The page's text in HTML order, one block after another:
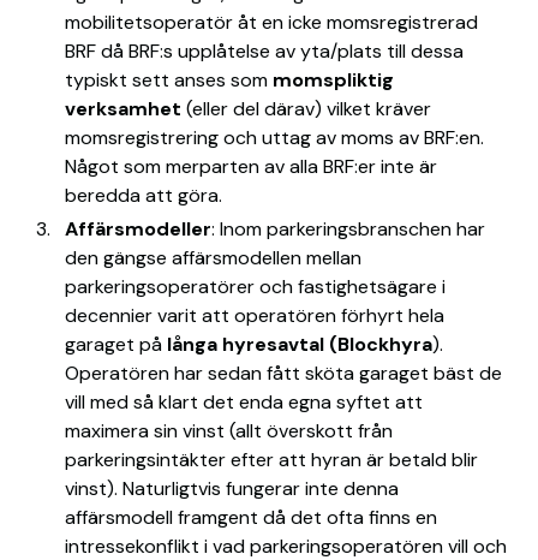
mobilitetsoperatör åt en icke momsregistrerad
BRF då BRF:s upplåtelse av yta/plats till dessa
typiskt sett anses som momspliktig
verksamhet (eller del därav) vilket kräver
momsregistrering och uttag av moms av BRF:en.
Något som merparten av alla BRF:er inte är
beredda att göra.
Affärsmodeller: Inom parkeringsbranschen har
den gängse affärsmodellen mellan
parkeringsoperatörer och fastighetsägare i
decennier varit att operatören förhyrt hela
garaget på långa hyresavtal (Blockhyra).
Operatören har sedan fått sköta garaget bäst de
vill med så klart det enda egna syftet att
maximera sin vinst (allt överskott från
parkeringsintäkter efter att hyran är betald blir
vinst). Naturligtvis fungerar inte denna
affärsmodell framgent då det ofta finns en
intressekonflikt i vad parkeringsoperatören vill och